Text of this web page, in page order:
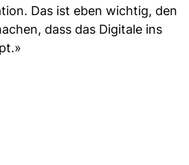
Das ist eben wichtig, den
dass das Digitale ins